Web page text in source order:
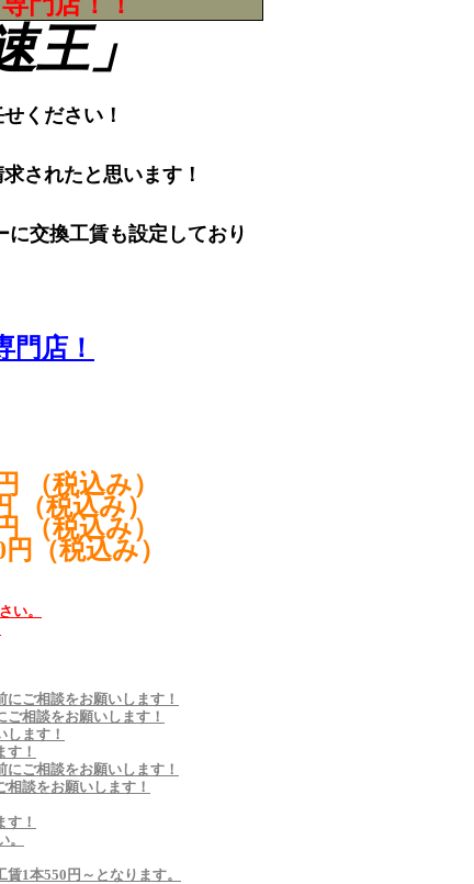
王」
ください！
されたと思います！
に交換工賃も設定しており
店！
税込み）
税込み）
税込み）
（税込み）
い。
ご相談をお願いします！
相談をお願いします！
ます！
！
ご相談をお願いします！
談をお願いします！
！
1本550円～となります。